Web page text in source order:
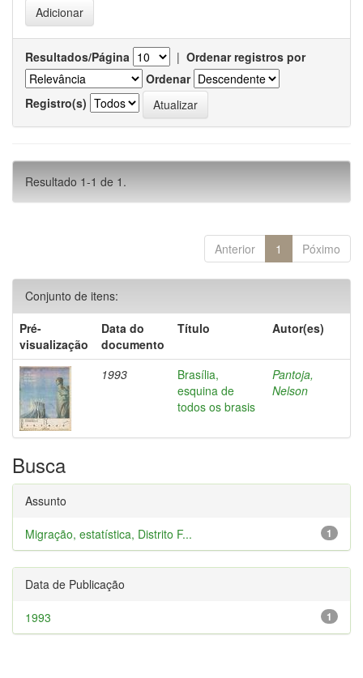
Resultados/Página | Ordenar registros por
Ordenar
Registro(s)
Resultado 1-1 de 1.
Anterior 1 Póximo
Conjunto de itens:
Pré-
visualização
Data do
documento
Título Autor(es)
1993
Brasília,
esquina de
todos os brasis
Pantoja,
Nelson
Busca
Assunto
1
Migração, estatística, Distrito F...
Data de Publicação
1
1993